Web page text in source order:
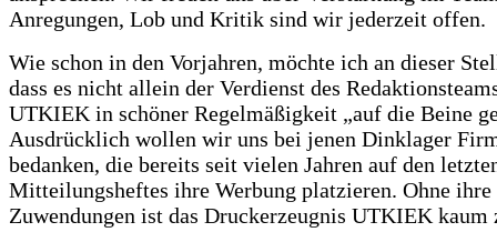
Anregungen, Lob und Kritik sind wir jederzeit offen.
Wie schon in den Vorjahren, möchte ich an dieser
dass es nicht allein der Verdienst des
UTKIEK in schöner Regelmäßigkeit „auf die Beine
Ausdrücklich wollen wir uns bei jenen Dinklager
bedanken, die bereits seit vielen Jahren auf den
Mitteilungsheftes ihre Werbung platzieren. Ohne
Zuwendungen ist das Druckerzeugnis UTKIEK kaum